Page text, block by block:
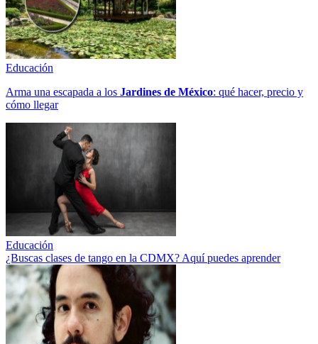
Educación
Arma una escapada a los Jardines de México: qué hacer, precio y
cómo llegar
Educación
¿Buscas clases de tango en la CDMX? Aquí puedes aprender